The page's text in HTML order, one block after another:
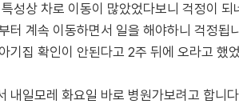
성상 차로 이동이 많았었다보니 걱정이 되
터 계속 이동하면서 일을 해야하니 걱정
기집 확인이 안된다고 2주 뒤에 오라고 했
내일모레 화요일 바로 병원가보려고 합니